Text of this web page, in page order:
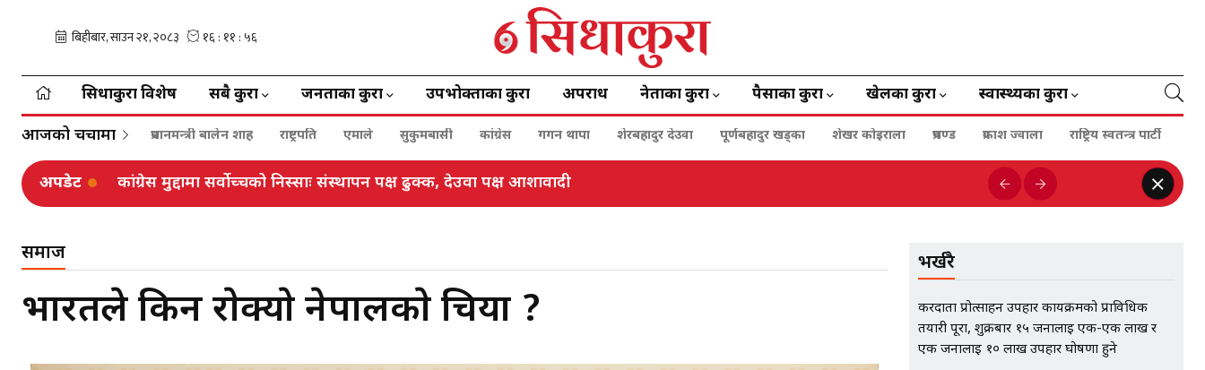
सिधाकुरा विशेष सबै कुरा जनताका कुरा उपभोक्ताका कुरा अपराध नेताका कुरा पैसाका कुरा खेलका कुरा स्वास्थ्यका कुरा
आजको चर्चामा प्रधानमन्त्री बालेन शाह राष्ट्रपति एमाले सुकुमबासी कांग्रेस गगन थापा शेरबहादुर देउवा पूर्णबहादुर खड्का शेखर कोइराला प्रचण्ड प्रकाश ज्वाला राष्ट्रिय स्वतन्त्र पार्टी
अपडेट कांग्रेस मुद्दामा सर्वोच्चको निस्साः संस्थापन पक्ष ढुक्क, देउवा पक्ष आशावादी
समाज
भारतले किन राेक्याे नेपालकाे चिया ?
भर्खरै
करदाता प्रोत्साहन उपहार कार्यक्रमको प्राविधिक
तयारी पूरा, शुक्रबार १५ जनालाई एक-एक लाख र
एक जनालाई १० लाख उपहार घोषणा हुने